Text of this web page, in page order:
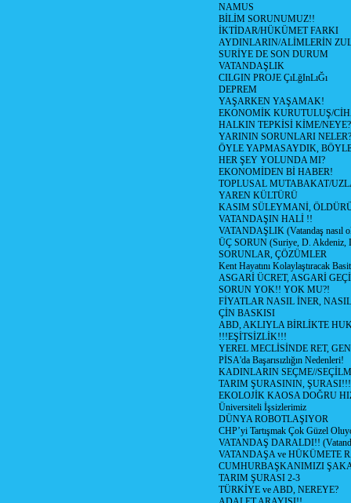
NAMUS
BİLİM SORUNUMUZ!!
İKTİDAR/HÜKÜMET FARKI
AYDINLARIN/ALİMLERİN
SURİYE DE SON DURUM
VATANDAŞLIK
CILGIN PROJE ÇıLğInLıĞı
DEPREM
YAŞARKEN YAŞAMAK!
EKONOMİK KURUTULUŞ/
HALKIN TEPKİSİ KİME/NEYE?
YARININ SORUNLARI NELER?
ÖYLE YAPMASAYDIK,
HER ŞEY YOLUNDA MI?
EKONOMİDEN Bİ HABER!
TOPLUSAL MUTABAKAT/
YAREN KÜLTÜRÜ
KASIM SÜLEYMANİ,
VATANDAŞIN HALİ !!
VATANDAŞLIK (Vatandaş nasıl
ÜÇ SORUN (Suriye, D. Akdeniz,
SORUNLAR, ÇÖZÜMLER
Kent Hayatını Kolaylaştıracak
ASGARİ ÜCRET, ASGARİ
SORUN YOK!! YOK MU?!
FİYATLAR NASIL İNER,
ÇİN BASKISI
ABD, AKLIYLA BİRLİKTE
!!!EŞİTSİZLİK!!!
YEREL MECLİSİNDE RET,
PİSA'da Başarısızlığın Nedenleri!
KADINLARIN SEÇME//
TARIM ŞURASININ, ŞURASI!!!
EKOLOJİK KAOSA DOĞRU
Üniversiteli İşsizlerimiz
DÜNYA ROBOTLAŞIYOR
CHP’yi Tartışmak Çok Güzel
VATANDAŞ DARALDI!!
VATANDAŞA ve HÜKÜMETE
CUMHURBAŞKANIMIZI
TARIM ŞURASI 2-3
TÜRKİYE ve ABD, NEREYE?